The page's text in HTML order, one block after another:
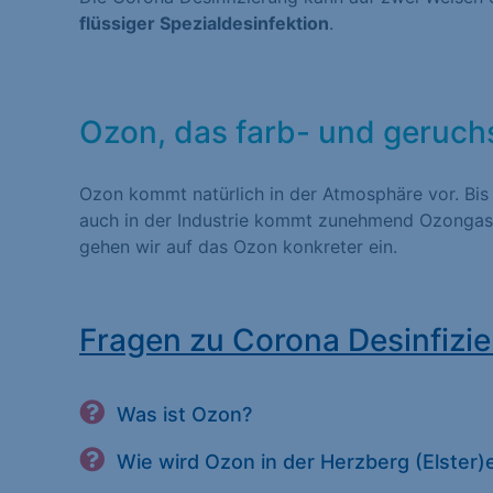
flüssiger Spezialdesinfektion.
Ozon, das farb- und
Ozon kommt natürlich in der Atmosphäre vor.
auch in der Industrie kommt zunehmend
gehen wir auf das Ozon konkreter ein.
Fragen zu Corona
Was ist Ozon?
Wie wird Ozon in der Herzberg
Statistik Cookies
Website nutzen.
Besucher unsere
Marketing (1)
Marketing-Cookies
Inhalte von